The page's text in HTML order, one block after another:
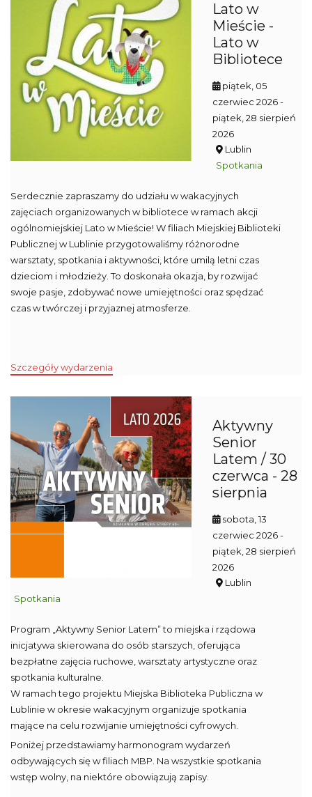
Lato w
Mieście -
Lato w
Bibliotece
piątek, 05
czerwiec 2026-
piątek, 28 sierpień
2026
Lublin
Spotkania
Serdecznie zapraszamy do udziału w wakacyjnych
zajęciach organizowanych w bibliotece w ramach akcji
ogólnomiejskiej Lato w Mieście! W filiach Miejskiej Biblioteki
Publicznej w Lublinie przygotowaliśmy różnorodne
warsztaty, spotkania i aktywności, które umilą letni czas
dzieciom i młodzieży. To doskonała okazja, by rozwijać
swoje pasje, zdobywać nowe umiejętności oraz spędzać
czas w twórczej i przyjaznej atmosferze.
Szczegóły wydarzenia
Aktywny
Senior
Latem / 30
czerwca - 28
sierpnia
sobota, 13
czerwiec 2026-
piątek, 28 sierpień
2026
Lublin
Spotkania
Program „Aktywny Senior Latem” to miejska i rządowa
inicjatywa skierowana do osób starszych, oferująca
bezpłatne zajęcia ruchowe, warsztaty artystyczne oraz
spotkania kulturalne.
W ramach tego projektu Miejska Biblioteka Publiczna w
Lublinie w okresie wakacyjnym organizuje spotkania
mające na celu rozwijanie umiejętności cyfrowych.
Poniżej przedstawiamy harmonogram wydarzeń
odbywających się w filiach MBP. Na wszystkie spotkania
wstęp wolny, na niektóre obowiązują zapisy.